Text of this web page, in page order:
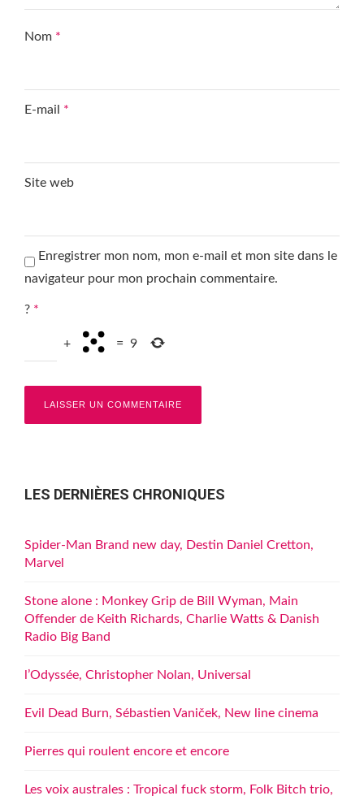
Nom *
E-mail *
Site web
Enregistrer mon nom, mon e-mail et mon site dans le
navigateur pour mon prochain commentaire.
? *
+ = 9
LES DERNIÈRES CHRONIQUES
Spider-Man Brand new day, Destin Daniel Cretton,
Marvel
Stone alone : Monkey Grip de Bill Wyman, Main
Offender de Keith Richards, Charlie Watts & Danish
Radio Big Band
l’Odyssée, Christopher Nolan, Universal
Evil Dead Burn, Sébastien Vaniček, New line cinema
Pierres qui roulent encore et encore
Les voix australes : Tropical fuck storm, Folk Bitch trio,